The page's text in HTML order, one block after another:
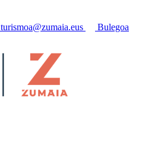
turismoa@zumaia.eus Bulegoa